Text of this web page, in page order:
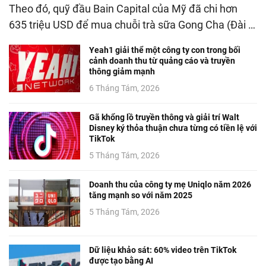
Theo đó, quỹ đầu Bain Capital của Mỹ đã chi hơn
635 triệu USD để mua chuỗi trà sữa Gong Cha (Đài …
Yeah1 giải thể một công ty con trong bối
cảnh doanh thu từ quảng cáo và truyền
thông giảm mạnh
6 Tháng Tám, 2026
Gã khổng lồ truyền thông và giải trí Walt
Disney ký thỏa thuận chưa từng có tiền lệ với
TikTok
5 Tháng Tám, 2026
Doanh thu của công ty mẹ Uniqlo năm 2026
tăng mạnh so với năm 2025
5 Tháng Tám, 2026
Dữ liệu khảo sát: 60% video trên TikTok
được tạo bằng AI